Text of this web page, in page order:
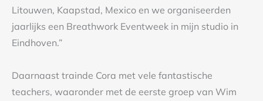
Litouwen, Kaapstad, Mexico en we organiseerden
jaarlijks een Breathwork Eventweek in mijn studio in
Eindhoven.”
Daarnaast trainde Cora met vele fantastische
teachers, waaronder met de eerste groep van Wim